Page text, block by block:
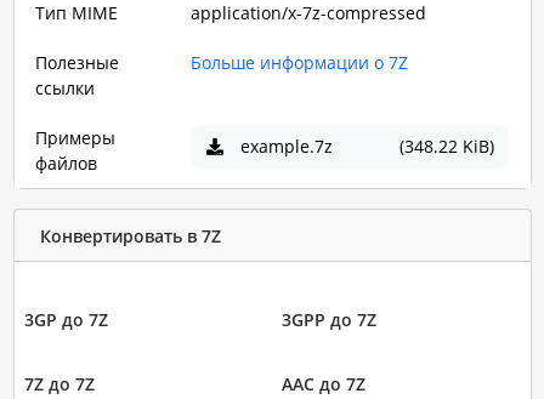
Тип MIME application/x-7z-compressed
Полезные
ссылки
Больше информации о 7Z
Примеры
файлов
example.7z (348.22 KiB)
Конвертировать в 7Z
3GP до 7Z 3GPP до 7Z
7Z до 7Z AAC до 7Z